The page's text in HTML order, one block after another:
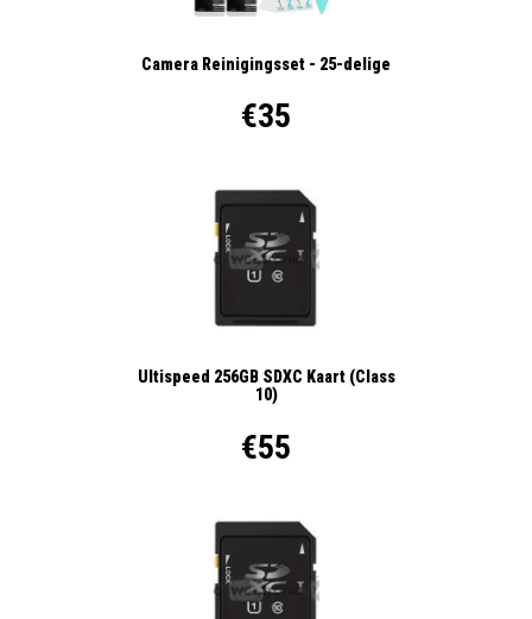
Camera Reinigingsset - 25-delige
€35
Ultispeed 256GB SDXC Kaart (Class
10)
€55